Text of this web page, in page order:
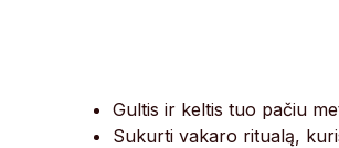
Gultis ir keltis tuo pačiu
Sukurti vakaro ritualą,